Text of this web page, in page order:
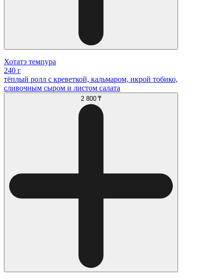
Хотатэ темпура
240 г
тёплый ролл с креветкой, кальмаром, икрой тобико,
сливочным сыром и листом салата
2 800 ₸